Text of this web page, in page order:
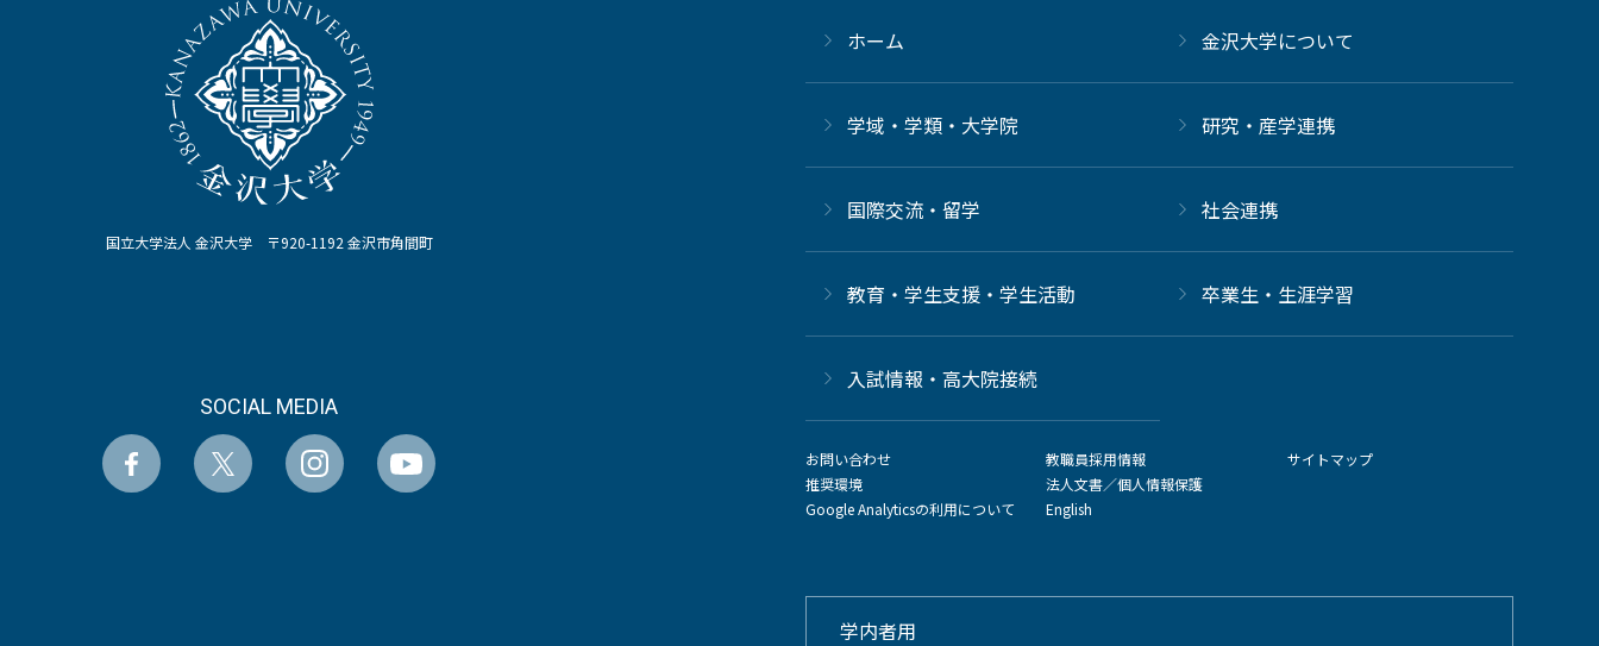
国立大学法人 金沢大学 〒920-1192 金沢市角間町
SOCIAL MEDIA
ホーム 金沢大学について
学域・学類・大学院 研究・産学連携
国際交流・留学 社会連携
教育・学生支援・学生活動 卒業生・生涯学習
⼊試情報・高大院接続
お問い合わせ
推奨環境
Google Analyticsの利用について
教職員採用情報
法人文書／個人情報保護
English
サイトマップ
学内者用